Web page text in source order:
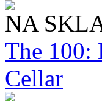
NA
The 100:
Cellar